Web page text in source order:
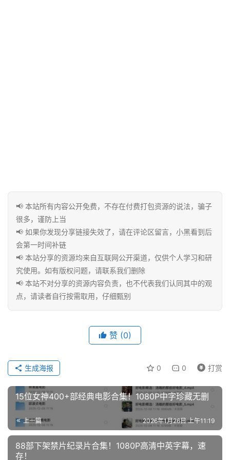
博
客
文
联
系
合
作
📢 本站所有内容公开免费，不存在付费打包资源的说法，骗子
很多，谨防上当
📢 如果你发现分享链接失效了，请在评论区留言，小黑看到后
会第一时间补链
📢 本站分享的资源均来自互联网公开渠道，仅供个人学习和研
究使用。如有版权问题，请联系我们删除
📢 本站不对分享的资源内容负责，也不代表我们认同其中的观
点，请读者自行按需取用，仔细甄别
赞 (0)
0 0 打赏
生成海报
15位女神400+部经典电影合集！1080P中字珍藏无删
上一篇 2026年1月26日 上午11:19
88部下架禁片纪录片合集！1080P高清中英字幕，速
存！